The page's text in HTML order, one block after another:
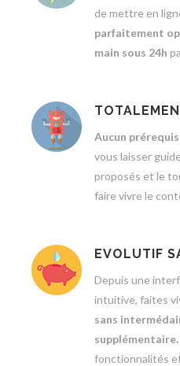
de mettre en
parfaitement
main sous 24h
Aucun
vous laisser
proposés et le
faire vivre le
EVOLUTIF
Depuis une
intuitive, faites
sans
supplémentaire.
fonctionnalités